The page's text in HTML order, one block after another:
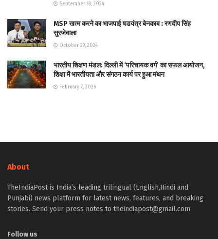
September 18, 2024
MSP खत्म करने का भाजपाई षडयंत्र बेनकाब : रणदीप सिंह
सुरजेवाला
October 29, 2024
भारतीय शिक्षण मंडल: दिल्ली में ‘परिचायक वर्ग’ का सफल आयोजन,
शिक्षा में भारतीयता और संगठन कार्य पर हुआ मंथन
February 7, 2026
About
TheIndiaPost is India’s leading trilingual (English,Hindi and
Punjabi) news platform for latest news, features, and breaking
stories. Send your press notes to theindiapost@gmail.com
Follow us